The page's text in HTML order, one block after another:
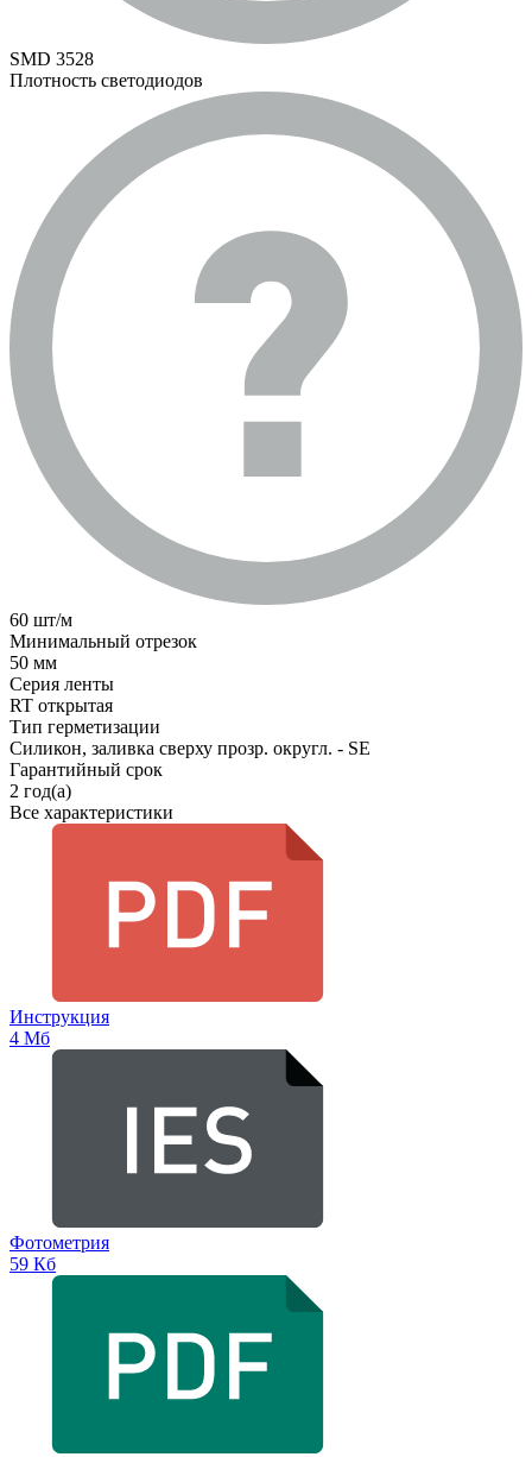
SMD 3528
Плотность светодиодов
60 шт/м
Минимальный отрезок
50 мм
Серия ленты
RT открытая
Тип герметизации
Силикон, заливка сверху прозр. округл. - SE
Гарантийный срок
2 год(а)
Все характеристики
Инструкция
4 Мб
Фотометрия
59 Кб